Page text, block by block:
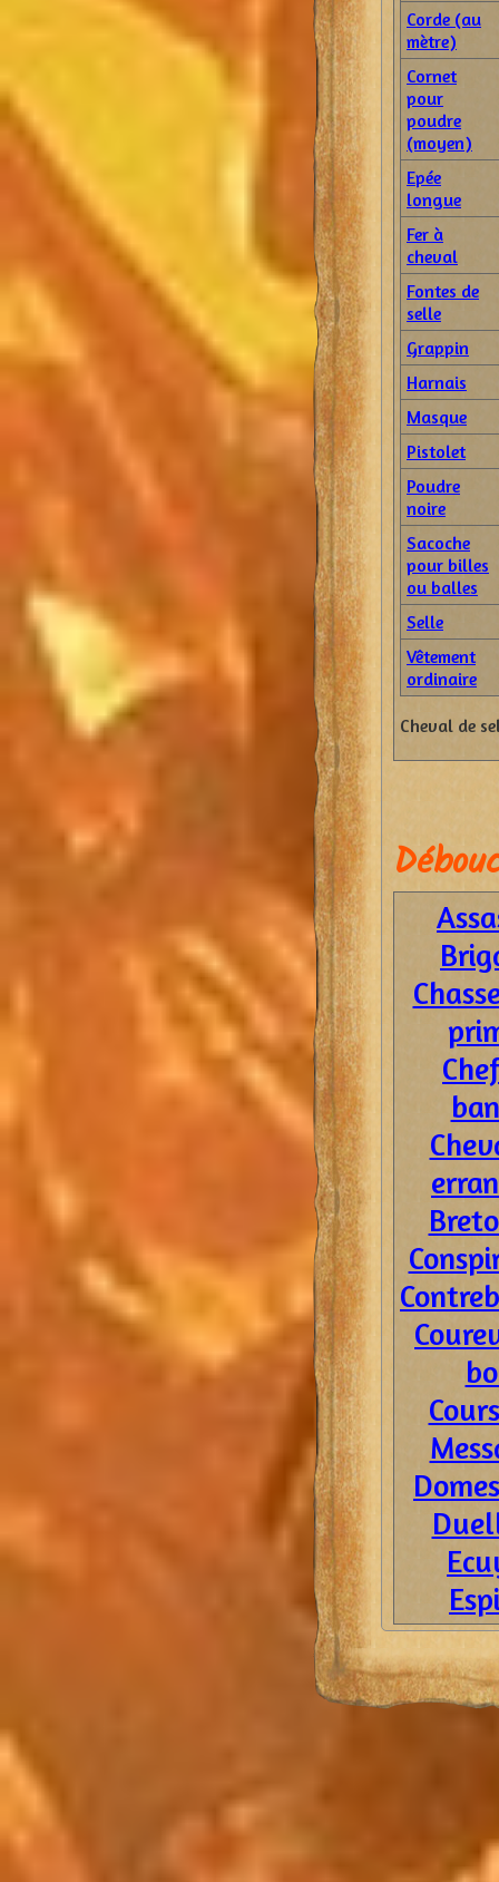
Corde (au
mètre)
Cornet
pour
poudre
(moyen)
Epée
longue
Fer à
cheval
Fontes de
selle
Grappin
Harnais
Masque
Pistolet
Poudre
noire
Sacoche
pour billes
ou balles
Selle
Vêtement
ordinaire
Cheval de